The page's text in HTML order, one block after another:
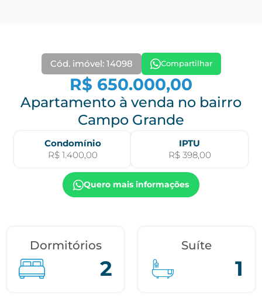
Cód. imóvel: 14098 Compartilhar
R$ 650.000,00
Apartamento à venda no bairro
Campo Grande
Condomínio
R$ 1.400,00
IPTU
R$ 398,00
Quero mais informações
Dormitórios
2
Suíte
1